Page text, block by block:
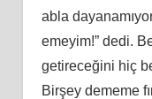
abla
emeyim!” dedi.
getireceğini hiç
Birşey dememe